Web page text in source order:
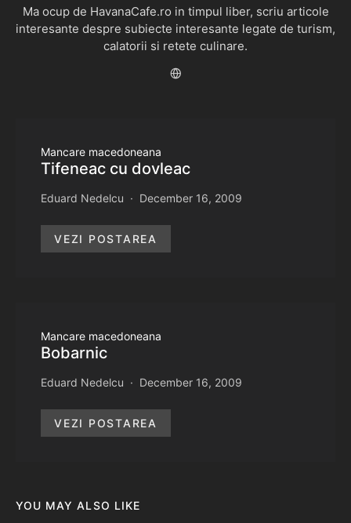
Ma ocup de HavanaCafe.ro in timpul liber, scriu articole
interesante despre subiecte interesante legate de turism,
calatorii si retete culinare.
Mancare macedoneana
Tifeneac cu dovleac
Eduard Nedelcu December 16, 2009
VEZI POSTAREA
Mancare macedoneana
Bobarnic
Eduard Nedelcu December 16, 2009
VEZI POSTAREA
YOU MAY ALSO LIKE